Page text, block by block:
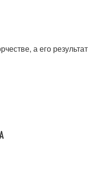
а его результат